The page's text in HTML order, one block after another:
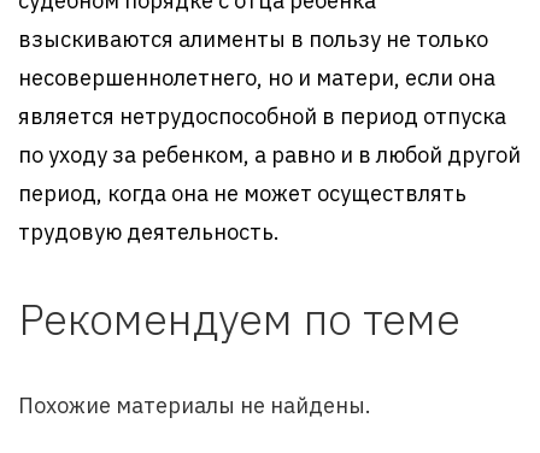
взыскиваются алименты в пользу не только
несовершеннолетнего, но и матери, если она
является нетрудоспособной в период отпуска
по уходу за ребенком, а равно и в любой другой
период, когда она не может осуществлять
трудовую деятельность.
Рекомендуем по теме
Похожие материалы не найдены.